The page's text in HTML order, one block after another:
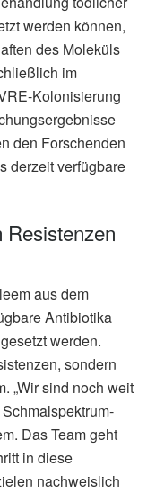
werden können,
des Moleküls
im
Kolonisierung
den Forschenden
derzeit verfügbare
Resistenzen
aus dem
Antibiotika
werden.
sondern
„Wir sind noch weit
Das Team geht
in diese
nachweislich